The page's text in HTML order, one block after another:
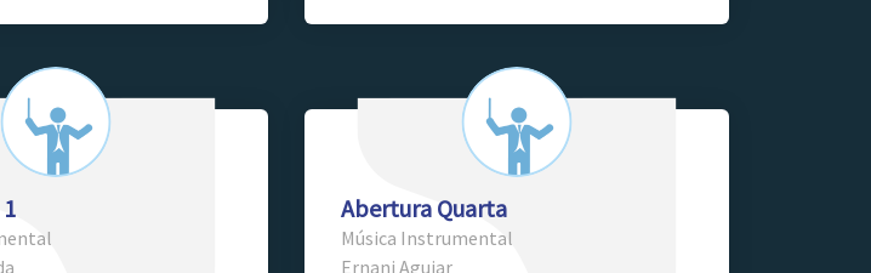
Abertura Quarta
Música Instrumental
Ernani Aguiar